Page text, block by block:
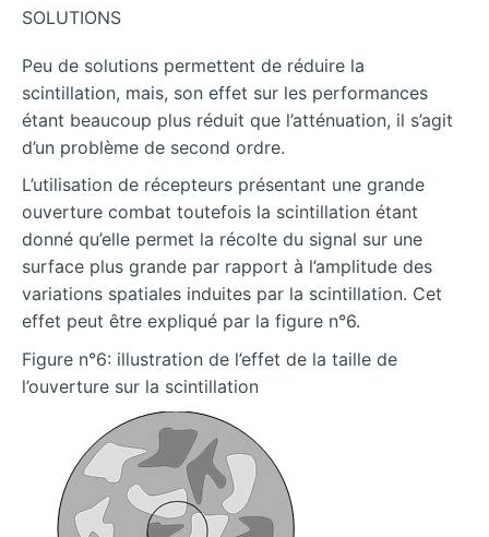
SOLUTIONS
Peu de solutions permettent de réduire la
scintillation, mais, son effet sur les performances
étant beaucoup plus réduit que l’atténuation, il s’agit
d’un problème de second ordre.
L’utilisation de récepteurs présentant une grande
ouverture combat toutefois la scintillation étant
donné qu’elle permet la récolte du signal sur une
surface plus grande par rapport à l’amplitude des
variations spatiales induites par la scintillation. Cet
effet peut être expliqué par la figure n°6.
Figure n°6: illustration de l’effet de la taille de
l’ouverture sur la scintillation